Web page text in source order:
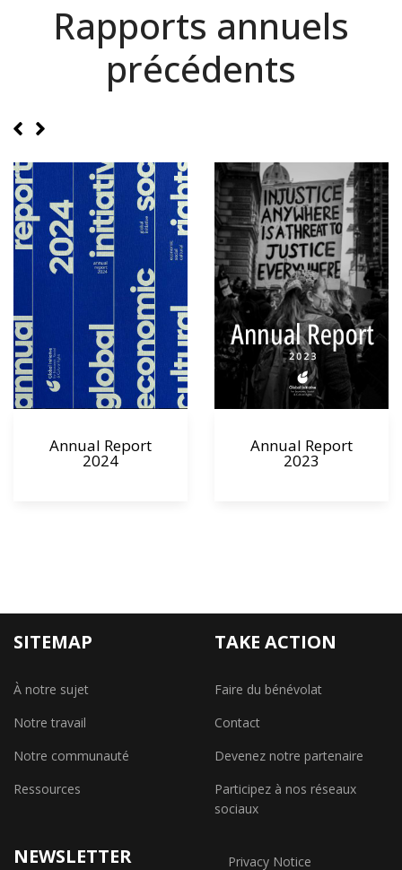
Rapports annuels
précédents
Annual Report
2024
Annual Report
2023
SITEMAP
À notre sujet
Notre travail
Notre communauté
Ressources
TAKE ACTION
Faire du bénévolat
Contact
Devenez notre partenaire
Participez à nos réseaux
sociaux
NEWSLETTER Privacy Notice